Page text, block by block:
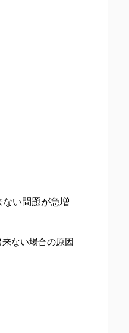
い問題が急増
ない場合の原因